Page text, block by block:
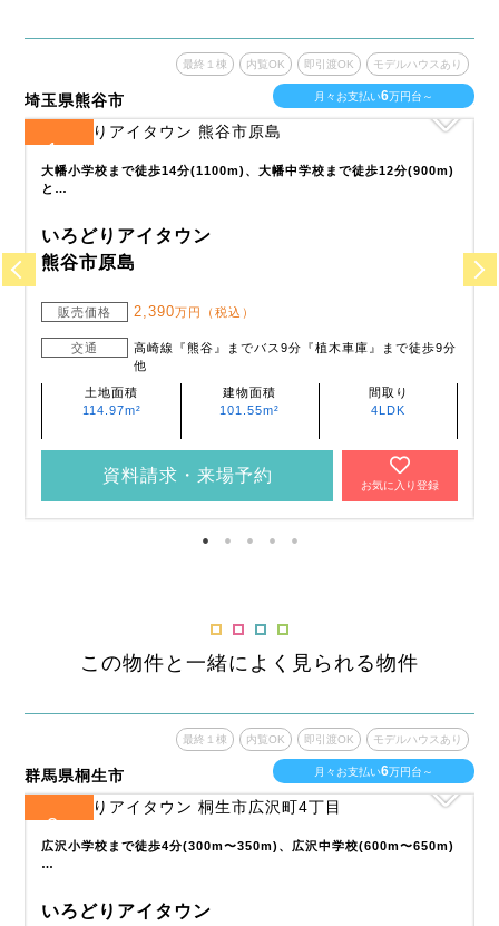
埼玉県熊谷市
最終１棟 内覧OK 即引渡OK モデルハウスあり
月々お支払い6万円台～
1
大幡小学校まで徒歩14分(1100m)、大幡中学校まで徒歩12分(900m)
と…
いろどりアイタウン
熊谷市原島
販売価格 2,390万円（税込）
交通
高崎線『熊谷』までバス9分『植木車庫』まで徒歩9分
他
土地面積
114.97m²
建物面積
101.55m²
間取り
4LDK
資料請求・来場予約
お気に入り登録
この物件と一緒によく見られる物件
群馬県桐生市
最終１棟 内覧OK 即引渡OK モデルハウスあり
月々お支払い6万円台～
2
広沢小学校まで徒歩4分(300m〜350m)、広沢中学校(600m〜650m)
…
いろどりアイタウン